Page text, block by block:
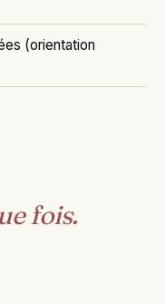
(orientation
fois.